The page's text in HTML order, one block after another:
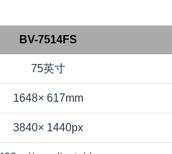
BV-7514FS
75英寸
1648× 617mm
3840× 1440px